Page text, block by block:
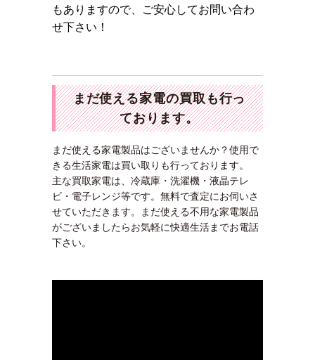
もありますので、ご安心してお問い合わ
せ下さい！
まだ使える家電の買取も行っ
ております。
まだ使える家電製品はございませんか？使用で
きる生活家電は買い取りも行っております。
主な買取家電は、冷蔵庫・洗濯機・液晶テレ
ビ・電子レンジ等です。無料で査定にお伺いさ
せていただきます。まだ使える不用な家電製品
がございましたらお気軽に快適生活までお電話
下さい。